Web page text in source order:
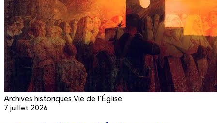
Archives historiques Vie de l’Église
7 juillet 2026